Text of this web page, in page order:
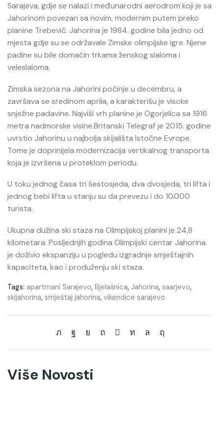
Sarajeva, gdje se nalazi i međunarodni aerodrom koji je sa
Jahorinom povezan sa novim, modernim putem preko
planine Trebević. Jahorina je 1984. godine bila jedno od
mjesta gdje su se održavale Zimske olimpijske igre. Njene
padine su bile domaćin trkama ženskog slaloma i
veleslaloma.
Zimska sezona na Jahorini počinje u decembru, a
završava se sredinom aprila, a karakterišu je visoke
snježne padavine. Najviši vrh planine je Ogorjelica sa 1916
metra nadmorske visine.Britanski Telegraf je 2015. godine
uvrstio Jahorinu u najbolja skijališta Istočne Evrope.
Tome je doprinijela modernizacija vertikalnog transporta
koja je izvršena u proteklom periodu.
U toku jednog časa tri šestosjeda, dva dvosjeda, tri lifta i
jednog bebi lifta u stanju su da prevezu i do 10.000
turista.
Ukupna dužina ski staza na Olimpijskoj planini je 24,8
kilometara. Posljednjih godina Olimpijski centar Jahorina
je doživio ekspanziju u pogledu izgradnje smještajnih
kapaciteta, kao i produženju ski staza.
Tags: apartmani Sarajevo, Bjelašnica, Jahorina, saarjevo,
skijahorina, smještaj jahorina, vikendice sarajevo
Više Novosti